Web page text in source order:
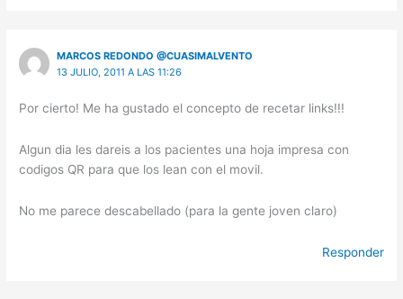
MARCOS REDONDO @CUASIMALVENTO
13 JULIO, 2011 A LAS 11:26
Por cierto! Me ha gustado el concepto de recetar links!!!
Algun dia les dareis a los pacientes una hoja impresa con
codigos QR para que los lean con el movil.
No me parece descabellado (para la gente joven claro)
Responder